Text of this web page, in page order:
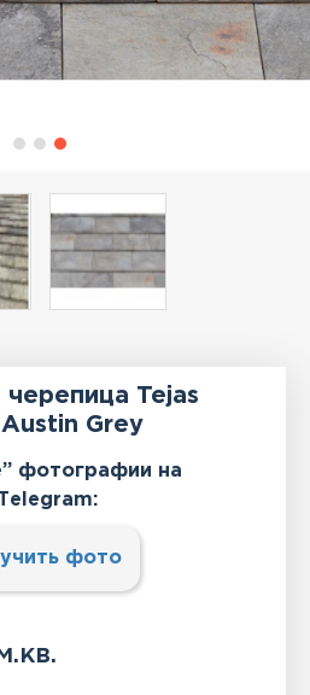
черепица Tejas
Grey
фотографии на
фото